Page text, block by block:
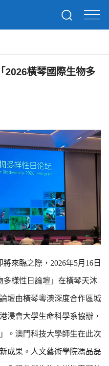
2026橫琴國際生物多
來臨之際，2026年5月16日
多樣性日論壇」在橫琴天沐
壇由橫琴粵澳深度合作區城
浸會大學生命科學系協辦，
。澳門科技大學師生在此次
成果。人文藝術學院馮晶磊